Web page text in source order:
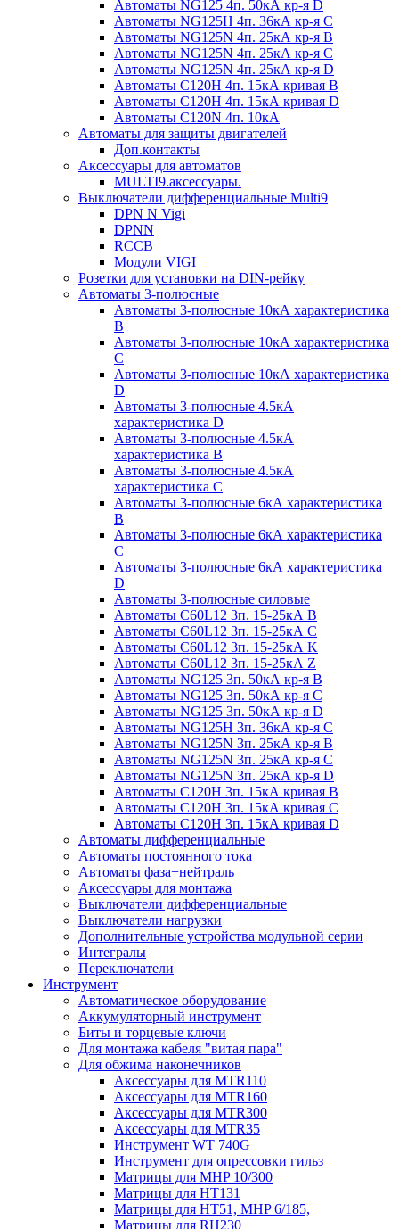
Автоматы NG125 4п. 50кА кр-я D
Автоматы NG125H 4п. 36кА кр-я C
Автоматы NG125N 4п. 25кА кр-я B
Автоматы NG125N 4п. 25кА кр-я C
Автоматы NG125N 4п. 25кА кр-я D
Автоматы С120H 4п. 15кА кривая B
Автоматы С120H 4п. 15кА кривая D
Автоматы С120N 4п. 10кА
Автоматы для защиты двигателей
Доп.контакты
Аксессуары для автоматов
MULTI9.аксессуары.
Выключатели дифференциальные Multi9
DPN N Vigi
DPNN
RCCB
Модули VIGI
Розетки для установки на DIN-рейку
Автоматы 3-полюсные
Автоматы 3-полюсные 10кА характеристика
B
Автоматы 3-полюсные 10кА характеристика
C
Автоматы 3-полюсные 10кА характеристика
D
Автоматы 3-полюсные 4.5кА
характеристика D
Автоматы 3-полюсные 4.5кА
характеристика В
Автоматы 3-полюсные 4.5кА
характеристика С
Автоматы 3-полюсные 6кА характеристика
B
Автоматы 3-полюсные 6кА характеристика
C
Автоматы 3-полюсные 6кА характеристика
D
Автоматы 3-полюсные силовые
Автоматы C60L12 3п. 15-25кА B
Автоматы C60L12 3п. 15-25кА C
Автоматы C60L12 3п. 15-25кА K
Автоматы C60L12 3п. 15-25кА Z
Автоматы NG125 3п. 50кА кр-я B
Автоматы NG125 3п. 50кА кр-я C
Автоматы NG125 3п. 50кА кр-я D
Автоматы NG125H 3п. 36кА кр-я C
Автоматы NG125N 3п. 25кА кр-я B
Автоматы NG125N 3п. 25кА кр-я C
Автоматы NG125N 3п. 25кА кр-я D
Автоматы С120Н 3п. 15кА кривая B
Автоматы С120Н 3п. 15кА кривая C
Автоматы С120Н 3п. 15кА кривая D
Автоматы дифференциальные
Автоматы постоянного тока
Автоматы фаза+нейтраль
Аксессуары для монтажа
Выключатели дифференциальные
Выключатели нагрузки
Дополнительные устройства модульной серии
Интегралы
Переключатели
Инструмент
Автоматическое оборудование
Аккумуляторный инструмент
Биты и торцевые ключи
Для монтажа кабеля "витая пара"
Для обжима наконечников
Аксессуары для MTR110
Аксессуары для MTR160
Аксессуары для MTR300
Аксессуары для MTR35
Инструмент WT 740G
Инструмент для опрессовки гильз
Матрицы для MHP 10/300
Матрицы для НТ131
Матрицы для НТ51, MHP 6/185,
Матрицы для RH230